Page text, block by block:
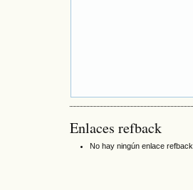
Enlaces refback
No hay ningún enlace refback.